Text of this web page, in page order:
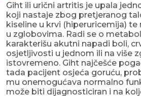
Giht ili urični artritis je upala
koji nastaje zbog pretjeranog
kiseline u krvi (hiperuricemija)
u zglobovima. Radi se o
karakterišu akutni napadi boli,
osjetljivosti u jednom ili na više
istovremeno. Giht najčešće
tada pacijent osjeća goruću,
mu onemogućava normalno
može biti dijagnosticiran i na